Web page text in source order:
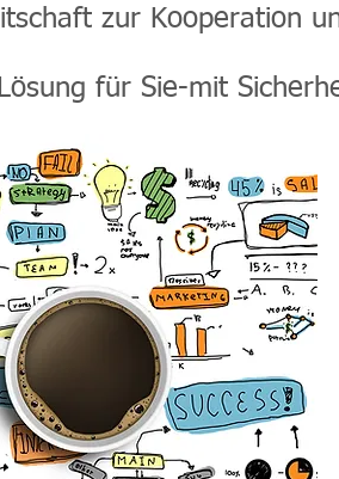
zur Kooperation
für Sie-mit